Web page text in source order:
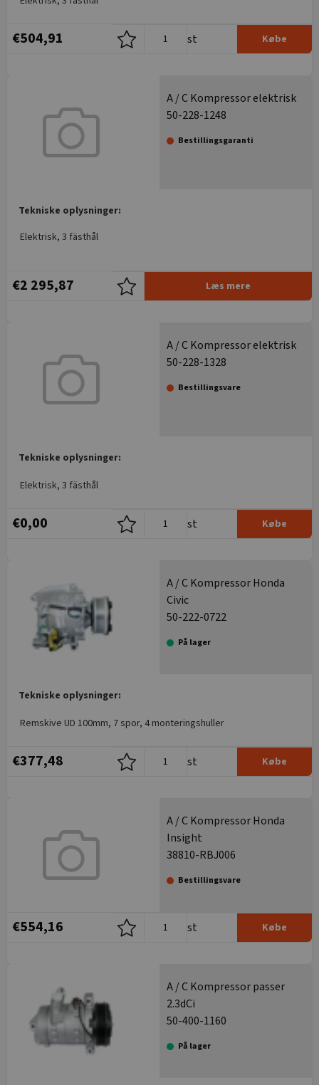
€504,91 st Købe
A / C Kompressor elektrisk
50-228-1248
Bestillingsgaranti
Tekniske oplysninger:
Elektrisk, 3 fästhål
€2 295,87 Læs mere
A / C Kompressor elektrisk
50-228-1328
Bestillingsvare
Tekniske oplysninger:
Elektrisk, 3 fästhål
€0,00 st Købe
A / C Kompressor Honda
Civic
50-222-0722
På lager
Tekniske oplysninger:
Remskive UD 100mm, 7 spor, 4 monteringshuller
€377,48 st Købe
A / C Kompressor Honda
Insight
38810-RBJ006
Bestillingsvare
€554,16 st Købe
A / C Kompressor passer
2.3dCi
50-400-1160
På lager